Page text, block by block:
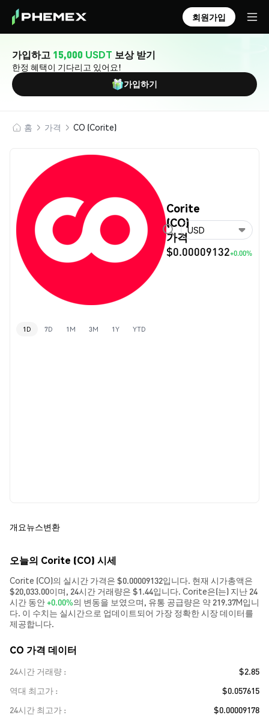
회원가입
가입하고 15,000 USDT 보상 받기
한정 혜택이 기다리고 있어요!
가입하기
홈 가격 CO (Corite)
Corite
(CO)
가격
$0.00009132+0.00%
USD
1D 7D 1M 3M 1Y YTD
개요뉴스변환
오늘의 Corite (CO) 시세
Corite (CO)의 실시간 가격은 $0.00009132입니다. 현재 시가총액은
$20,033.00이며, 24시간 거래량은 $1.44입니다. Corite은(는) 지난 24
시간 동안+0.00%의 변동을 보였으며, 유통 공급량은 약 219.37M입니
다. 이 수치는 실시간으로 업데이트되어 가장 정확한 시장 데이터를
제공합니다.
CO 가격 데이터
24시간 거래량
$2.85
역대 최고가
$0.057615
24시간 최고가
$0.00009178